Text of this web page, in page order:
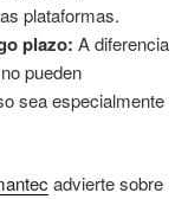
plataformas.
plazo: A diferencia
pueden
sea especialmente
advierte sobre